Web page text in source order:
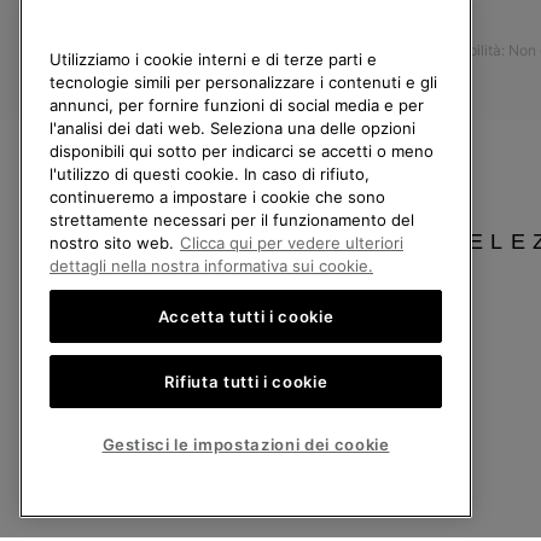
Resi
Recedi dal contratto
I miei ordini
Spedizione
Pagamento
Domande frequenti
Accessibilità:
Italia
2026 Columbia Sportswear Company. Avenue des Morgines, 12 1213
Politica sulla privacy Termini di utilizzo Condizioni Generali di Vendita
Utilizziamo i cookie interni e di terze parti e
tecnologie simili per personalizzare i contenuti e gli
annunci, per fornire funzioni di social media e per
l'analisi dei dati web. Seleziona una delle opzioni
disponibili qui sotto per indicarci se accetti o meno
l'utilizzo di questi cookie. In caso di rifiuto,
continueremo a impostare i cookie che sono
strettamente necessari per il funzionamento del
nostro sito web. Clicca qui per vedere ulteriori
dettagli nella nostra informativa sui cookie.
Accetta tutti i cookie
Rifiuta tutti i cookie
Gestisci le impostazioni dei cookie